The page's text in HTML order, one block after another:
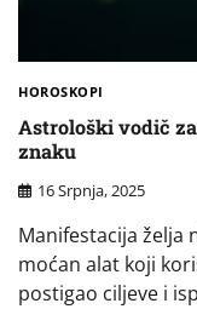
HOROSKOPI
Astrološki vodič
znaku
16 Srpnja, 2025
Manifestacija želja
moćan alat koji
postigao ciljeve i